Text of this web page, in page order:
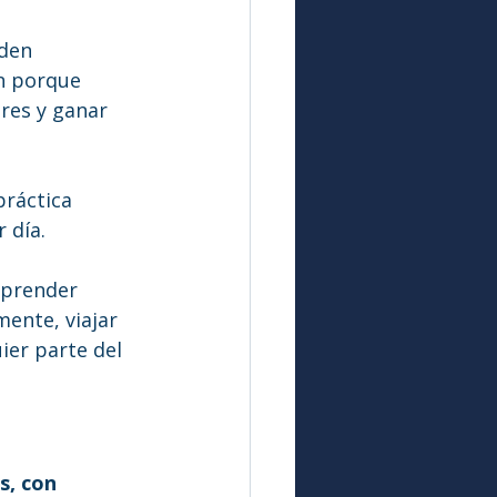
porque
y ganar
día.
viajar
parte del
con